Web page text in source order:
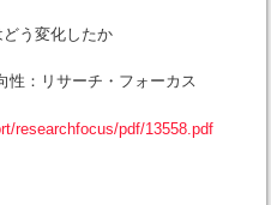
う変化したか
：リサーチ・フォーカス
researchfocus/pdf/13558.pdf